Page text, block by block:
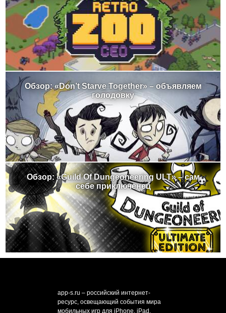
Обзор: «Don’t Starve Together» – объявляем
голодовку
Обзор: «Guild Of Dungeoneering ULT» – сам
себе приключенец
app-s.ru – российский интернет-
ресурс, освещающий события мира
мобильных игр для iPhone, iPad,